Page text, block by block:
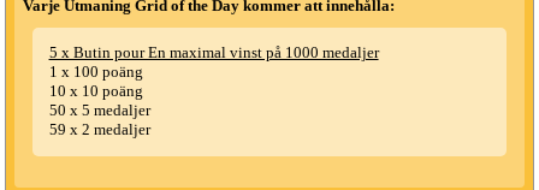
Varje Utmaning Grid of the Day kommer att innehålla:
5 x Butin pour En maximal vinst på 1000 medaljer
1 x 100 poäng
10 x 10 poäng
50 x 5 medaljer
59 x 2 medaljer